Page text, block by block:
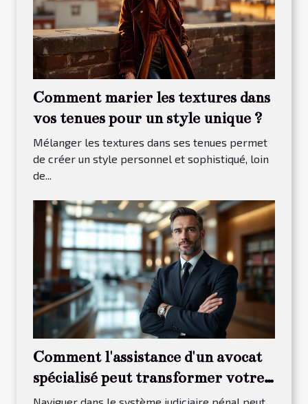
Comment marier les textures dans
vos tenues pour un style unique ?
Mélanger les textures dans ses tenues permet
de créer un style personnel et sophistiqué, loin
de...
Comment l'assistance d'un avocat
spécialisé peut transformer votre
procès pénal ?